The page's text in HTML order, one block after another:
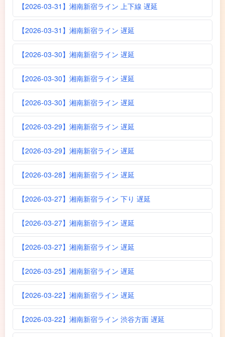
【2026-03-31】湘南新宿ライン 上下線 遅延
【2026-03-31】湘南新宿ライン 遅延
【2026-03-30】湘南新宿ライン 遅延
【2026-03-30】湘南新宿ライン 遅延
【2026-03-30】湘南新宿ライン 遅延
【2026-03-29】湘南新宿ライン 遅延
【2026-03-29】湘南新宿ライン 遅延
【2026-03-28】湘南新宿ライン 遅延
【2026-03-27】湘南新宿ライン 下り 遅延
【2026-03-27】湘南新宿ライン 遅延
【2026-03-27】湘南新宿ライン 遅延
【2026-03-25】湘南新宿ライン 遅延
【2026-03-22】湘南新宿ライン 遅延
【2026-03-22】湘南新宿ライン 渋谷方面 遅延